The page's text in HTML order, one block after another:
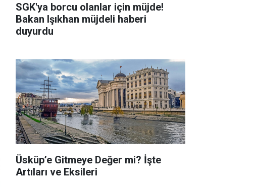
SGK'ya borcu olanlar için müjde!
Bakan Işıkhan müjdeli haberi
duyurdu
Üsküp’e Gitmeye Değer mi? İşte
Artıları ve Eksileri